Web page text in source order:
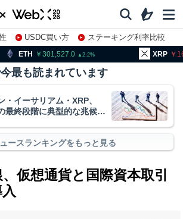
USDC買い方
ステーキング利率比較
2.2 XRP 0.79
最も読まれています
・イーサリアム・XRP、
最終段階に典型的な兆候」
ースランキングをもっと見る
仮想通貨と国際資本取引